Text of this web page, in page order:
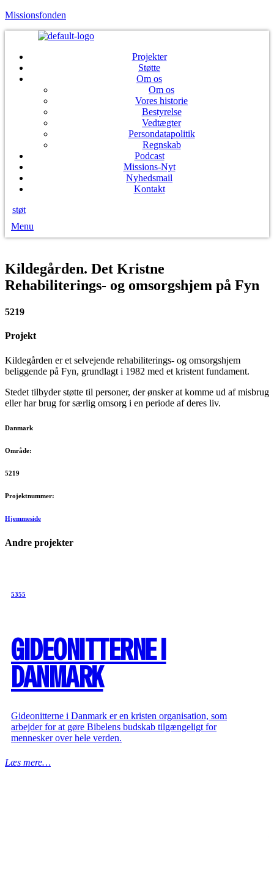
Missionsfonden
Projekter
Støtte
Om os
Om os
Vores historie
Bestyrelse
Vedtægter
Persondatapolitik
Regnskab
Podcast
Missions-Nyt
Nyhedsmail
Kontakt
støt
Menu
Kildegården. Det Kristne
Rehabiliterings- og omsorgshjem på Fyn
5219
Projekt
Kildegården er et selvejende rehabiliterings- og omsorgshjem
beliggende på Fyn, grundlagt i 1982 med et kristent fundament.
Stedet tilbyder støtte til personer, der ønsker at komme ud af misbrug
eller har brug for særlig omsorg i en periode af deres liv.​
Danmark
Område:
5219
Projektnummer:
Hjemmeside
Andre projekter
5355
GIDEONITTERNE I
DANMARK
Gideonitterne i Danmark er en kristen organisation, som
arbejder for at gøre Bibelens budskab tilgængeligt for
mennesker over hele verden.
Læs mere…